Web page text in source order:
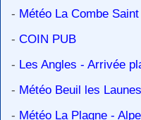
- Météo La Combe
- COIN PUB
- Les Angles - Arrivée
- Météo Beuil les
- Météo La Plagne -